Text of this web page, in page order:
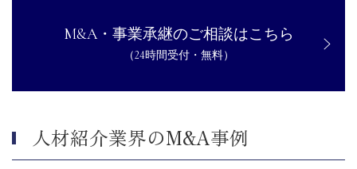
M&A・事業承継のご相談はこちら
（24時間受付・無料）
人材紹介業界のM&A事例